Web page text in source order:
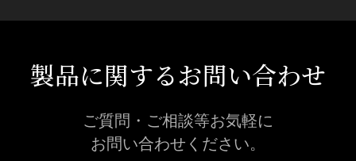
製品に関するお問い合わせ
ご質問・ご相談等お気軽に
お問い合わせください。